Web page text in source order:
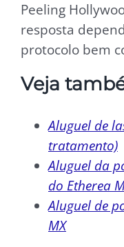
Peeling
resposta
protocolo bem
Veja
Aluguel de
tratamento)
Aluguel da
do Etherea
Aluguel de
MX